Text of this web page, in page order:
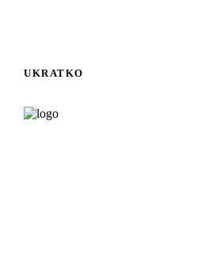
UKRATKO